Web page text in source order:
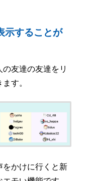
示することが
友達の友達をリ
す。
をかけに行くと新